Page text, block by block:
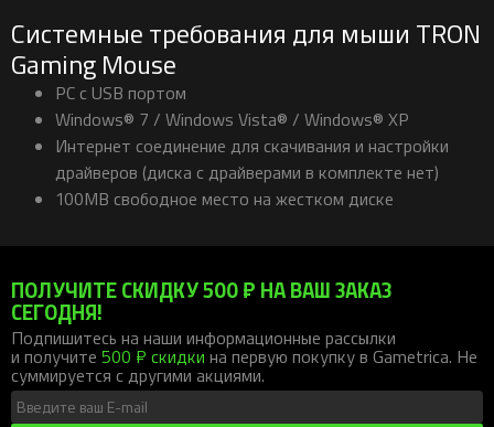
Системные требования для мыши TRON
Gaming Mouse
PC с USB портом
Windows® 7 / Windows Vista® / Windows® XP
Интернет соединение для скачивания и настройки
драйверов (диска с драйверами в комплекте нет)
100MB свободное место на жестком диске
ПОЛУЧИТЕ СКИДКУ 500 ₽ НА ВАШ ЗАКАЗ
СЕГОДНЯ!
Подпишитесь на наши информационные рассылки
и получите 500 ₽ скидкина первую покупку в Gametrica. Не
суммируется с другими акциями.